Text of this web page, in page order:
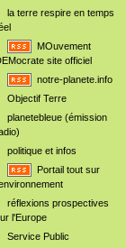
la terre respire en temps
MOuvement
site officiel
notre-planete.info
Objectif Terre
planetebleue (émission
politique et infos
Portail tout sur
réflexions prospectives
l'Europe
Service Public